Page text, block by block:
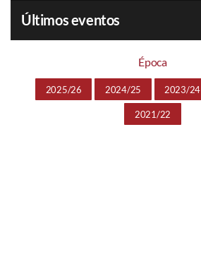
Últimos eventos
Época
2025/26 2024/25 2023/24
2021/22